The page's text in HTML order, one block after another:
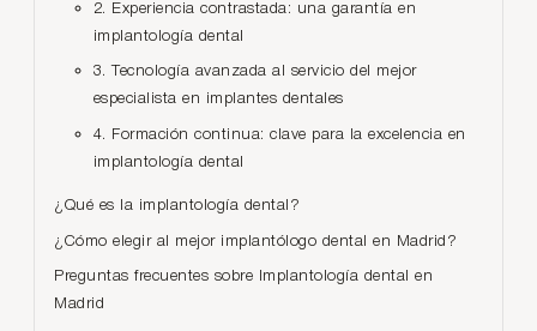
2. Experiencia contrastada: una garantía en
implantología dental
3. Tecnología avanzada al servicio del mejor
especialista en implantes dentales
4. Formación continua: clave para la excelencia en
implantología dental
¿Qué es la implantología dental?
¿Cómo elegir al mejor implantólogo dental en Madrid?
Preguntas frecuentes sobre Implantología dental en
Madrid